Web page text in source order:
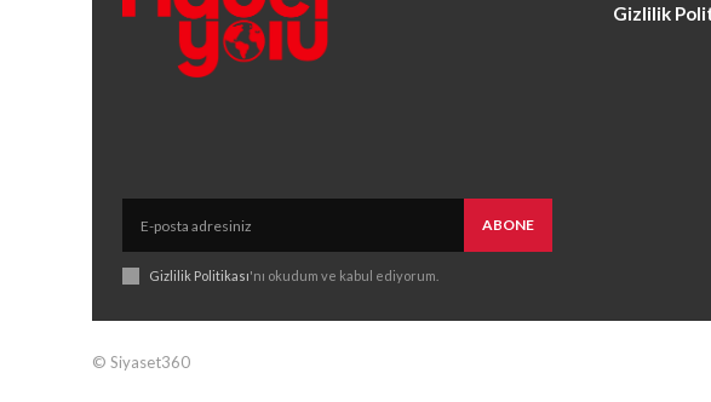
ABONE
Gizlilik Politikası'nı okudum ve kabul ediyorum.
Gizlilik
© Siyaset360